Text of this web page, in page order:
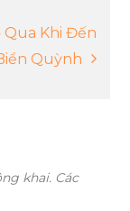
Qua Khi Đến
Quỳnh
khai. Các